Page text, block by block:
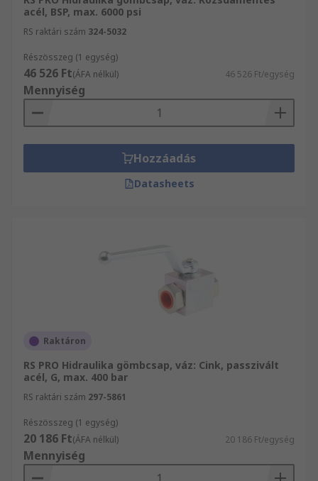
acél, BSP, max. 6000 psi
RS raktári szám 324-5032
Részösszeg (1 egység)
46 526 Ft(ÁFA nélkül) 46 526 Ft/egység
Mennyiség
Hozzáadás
Datasheets
Raktáron
RS PRO Hidraulika gömbcsap, váz: Cink, passzivált
acél, G, max. 400 bar
RS raktári szám 297-5861
Részösszeg (1 egység)
20 186 Ft(ÁFA nélkül) 20 186 Ft/egység
Mennyiség